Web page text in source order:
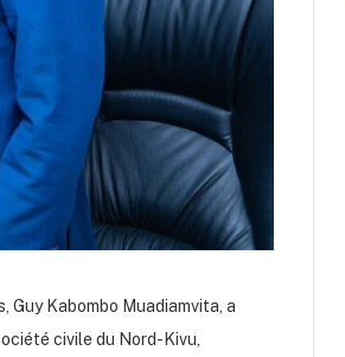
Kabombo Muadiamvita, a
civile du Nord-Kivu,